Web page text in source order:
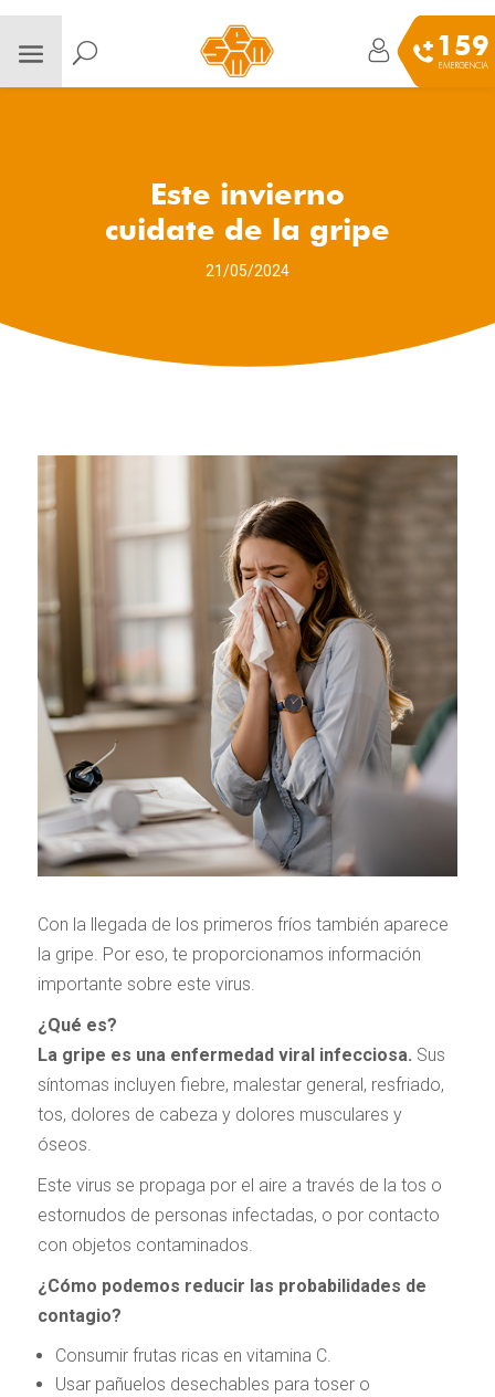
159
EMERGENCIA
Este invierno
cuidate de la gripe
21/05/2024
Con la llegada de los primeros fríos también aparece
la gripe. Por eso, te proporcionamos información
importante sobre este virus.
¿Qué es?
La gripe es una enfermedad viral infecciosa. Sus
síntomas incluyen fiebre, malestar general, resfriado,
tos, dolores de cabeza y dolores musculares y
óseos.
Este virus se propaga por el aire a través de la tos o
estornudos de personas infectadas, o por contacto
con objetos contaminados.
¿Cómo podemos reducir las probabilidades de
contagio?
Consumir frutas ricas en vitamina C.
Usar pañuelos desechables para toser o